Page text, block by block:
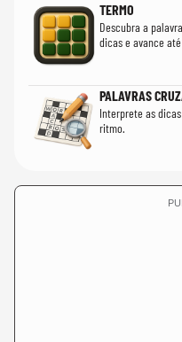
TERMO
Descubra a
dicas e avance
PALAVRAS
Interprete as
ritmo.